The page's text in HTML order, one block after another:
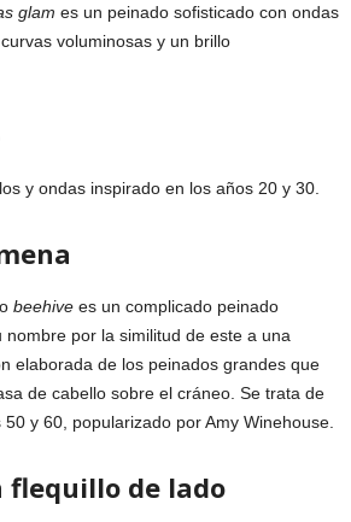
glam es un peinado sofisticado con ondas
voluminosas y un brillo
y ondas inspirado en los años 20 y 30.
beehive es un complicado peinado
por la similitud de este a una
elaborada de los peinados grandes que
de cabello sobre el cráneo. Se trata de
y 60, popularizado por Amy Winehouse.
flequillo de lado